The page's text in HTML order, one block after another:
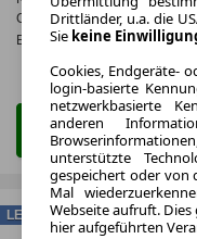
CO
-Emissionen*: ca. 100 g/
Effizienzklasse: C
Zum Leasing
LEASING
Drittländer, u.a. die
Sie keine
Cookies, Endgeräte-
login-basierte
netzwerkbasierte
anderen
unterstützte
gespeichert oder von
Mal
Webseite aufruft.
hier aufgeführten